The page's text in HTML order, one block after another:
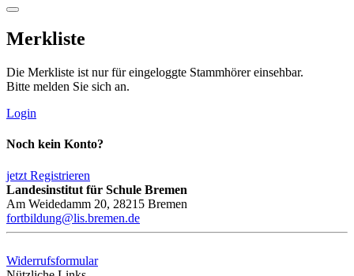
Merkliste
Die Merkliste ist nur für eingeloggte Stammhörer einsehbar.
Bitte melden Sie sich an.
Login
Noch kein Konto?
jetzt Registrieren
Landesinstitut für Schule Bremen
Am Weidedamm 20, 28215 Bremen
fortbildung@lis.bremen.de
Widerrufsformular